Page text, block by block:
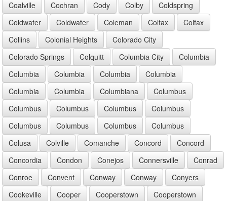
Coalville
Cochran Cody Colby
Coldspring
Coldwater
Coldwater Coleman Colfax
Colfax
Collins
Colonial Heights
Colorado City
Colorado Springs
Colquitt Columbia City
Columbia
Columbia
Columbia Columbia
Columbia
Columbia
Columbia Columbiana
Columbus
Columbus
Columbus Columbus
Columbus
Columbus
Columbus Columbus
Columbus
Colusa
Colville Comanche Concord
Concord
Concordia
Condon Conejos Connersville
Conrad
Conroe
Convent Conway Conway
Conyers
Cookeville
Cooper Cooperstown
Cooperstown